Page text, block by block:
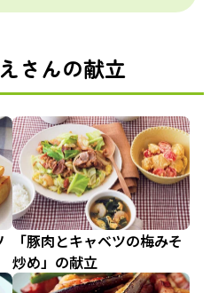
さんの献立
「豚肉とキャベツの梅みそ
炒め」の献立